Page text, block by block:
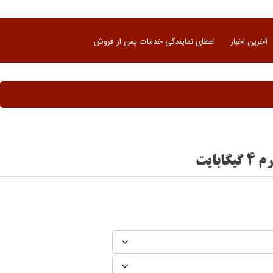
آخرین اخبار اعطای نمایندگی خدمات پس از فروش